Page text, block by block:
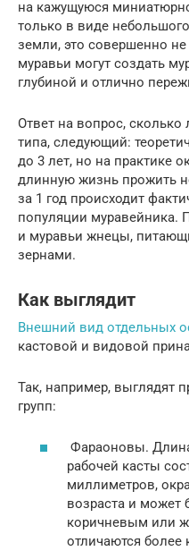
на кажущуюся
только в виде
земли, это совершенно
муравьи могут создать
глубиной и отлично
Ответ на вопрос, сколько
типа, следующий:
до 3 лет, но на практике
длинную жизнь прожить
за 1 год происходит
популяции муравейника.
и муравьи жнецы,
зернами.
Как выглядит
Внешний вид отдельных
кастовой и видовой
Так, например, выглядят
групп:
Фараоновы.
рабочей касты
миллиметров,
возраста и
коричневым или
отличаются